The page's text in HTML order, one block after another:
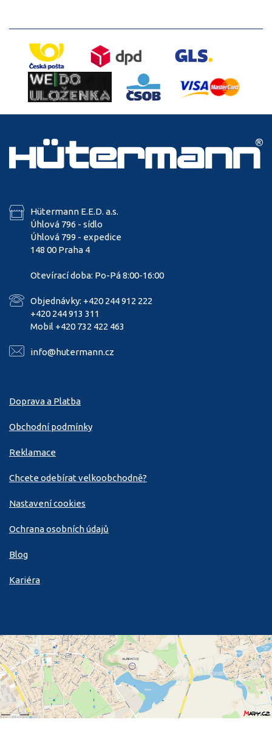
Hütermann E.E.D. a.s.
Úhlová 796 - sídlo
Úhlová 799 - expedice
148 00 Praha 4
Otevírací doba: Po-Pá 8:00-16:00
Objednávky: +420 244 912 222
+420 244 913 311
Mobil +420 732 422 463
info@hutermann.cz
Doprava a Platba
Obchodní podmínky
Reklamace
Chcete odebírat velkoobchodně?
Nastavení cookies
Ochrana osobních údajů
Blog
Kariéra